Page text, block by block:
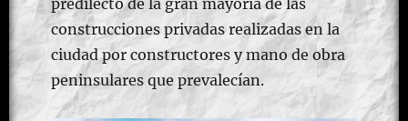
predilecto de la gran mayoría de las
construcciones privadas realizadas en la
ciudad por constructores y mano de obra
peninsulares que prevalecían.